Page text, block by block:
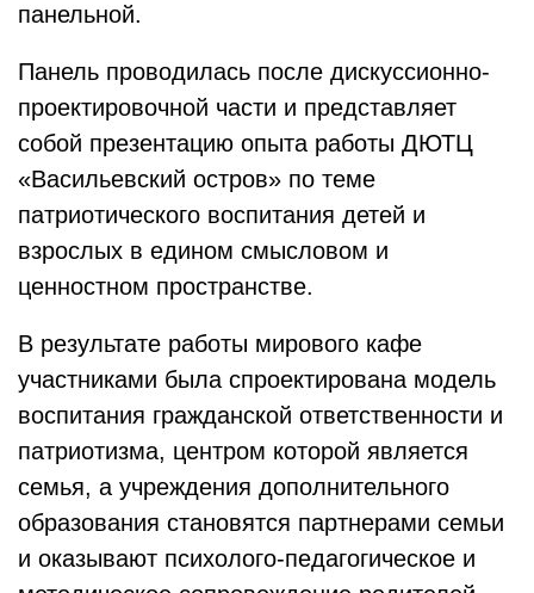
панельной.
Панель проводилась после дискуссионно-
проектировочной части и представляет
собой презентацию опыта работы ДЮТЦ
«Васильевский остров» по теме
патриотического воспитания детей и
взрослых в едином смысловом и
ценностном пространстве.
В результате работы мирового кафе
участниками была спроектирована модель
воспитания гражданской ответственности и
патриотизма, центром которой является
семья, а учреждения дополнительного
образования становятся партнерами семьи
и оказывают психолого-педагогическое и